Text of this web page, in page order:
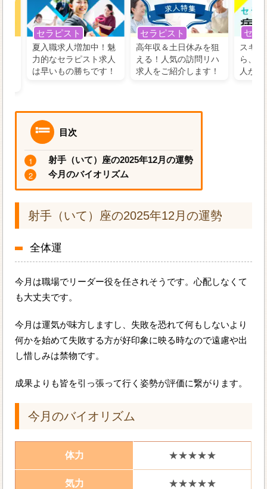
セラピスト
夏入職求人増加中！魅
力的なセラピスト求人
は早いもの勝ちです！
セラピスト
高年収＆土日休みを狙
える！人気の訪問リハ
求人をご紹介します！
セラ
スキ
ら、
人が
目次
射手（いて）座の2025年12月の運勢
今月のバイオリズム
射手（いて）座の2025年12月の運勢
全体運
今月は職場でリーダー役を任されそうです。心配しなくて
も大丈夫です。
今月は運気が味方しますし、失敗を恐れて何もしないより
何かを始めて失敗する方が好印象に映る時なので遠慮や出
し惜しみは禁物です。
成果よりも皆を引っ張って行く姿勢が評価に繋がります。
今月のバイオリズム
体力 ★★★★★
気力 ★★★★★